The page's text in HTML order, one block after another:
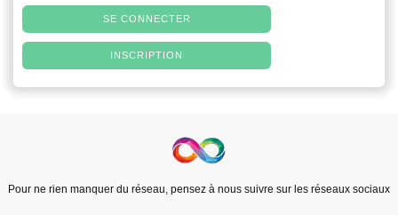
SE CONNECTER
INSCRIPTION
Pour ne rien manquer du réseau, pensez à nous suivre sur les réseaux sociaux